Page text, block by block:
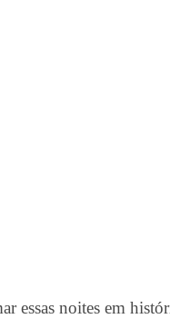
essas noites em